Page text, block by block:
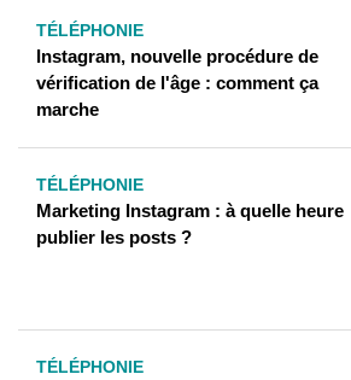
TÉLÉPHONIE
Instagram, nouvelle procédure de
vérification de l'âge : comment ça
marche
TÉLÉPHONIE
Marketing Instagram : à quelle heure
publier les posts ?
TÉLÉPHONIE